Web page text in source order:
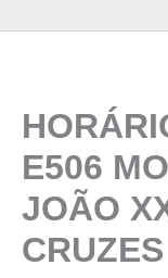
E506
JOÃO
CRUZES